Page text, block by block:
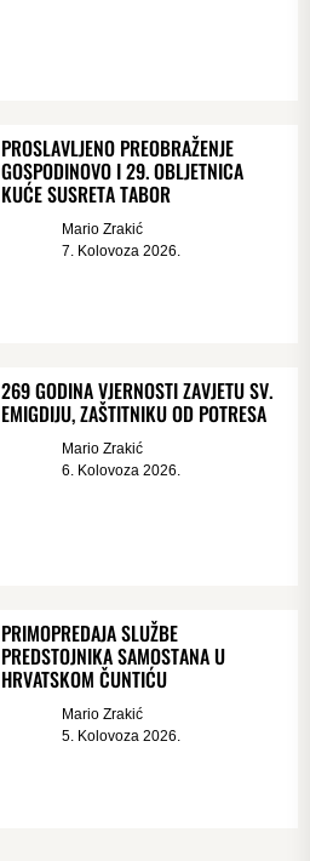
PROSLAVLJENO PREOBRAŽENJE
GOSPODINOVO I 29. OBLJETNICA
KUĆE SUSRETA TABOR
Mario Zrakić
7. Kolovoza 2026.
269 GODINA VJERNOSTI ZAVJETU SV.
EMIGDIJU, ZAŠTITNIKU OD POTRESA
Mario Zrakić
6. Kolovoza 2026.
PRIMOPREDAJA SLUŽBE
PREDSTOJNIKA SAMOSTANA U
HRVATSKOM ČUNTIĆU
Mario Zrakić
5. Kolovoza 2026.